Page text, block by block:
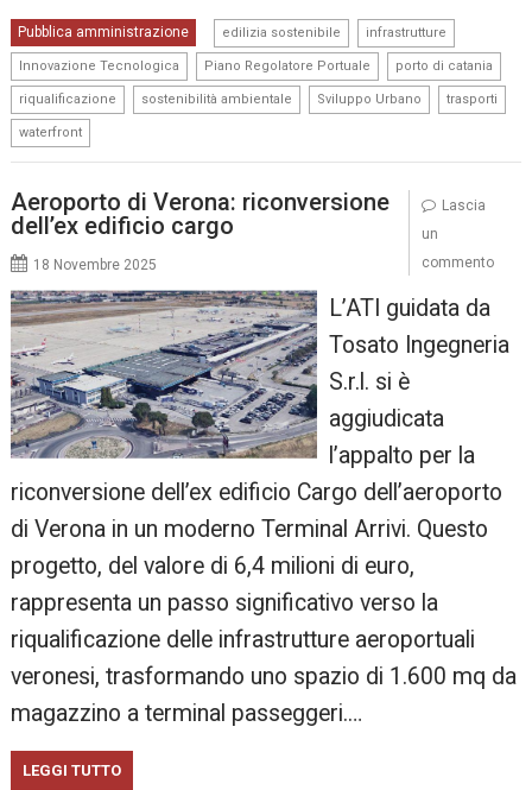
Pubblica amministrazione edilizia sostenibile infrastrutture
Innovazione Tecnologica Piano Regolatore Portuale porto di catania
riqualificazione sostenibilità ambientale Sviluppo Urbano trasporti
waterfront
Aeroporto di Verona: riconversione
dell’ex edificio cargo
18 Novembre 2025
L’ATI guidata da
Tosato Ingegneria
S.r.l. si è
aggiudicata
l’appalto per la
riconversione dell’ex edificio Cargo dell’aeroporto
di Verona in un moderno Terminal Arrivi. Questo
progetto, del valore di 6,4 milioni di euro,
rappresenta un passo significativo verso la
riqualificazione delle infrastrutture aeroportuali
veronesi, trasformando uno spazio di 1.600 mq da
magazzino a terminal passeggeri.…
LEGGI TUTTO
Lascia
un
commento